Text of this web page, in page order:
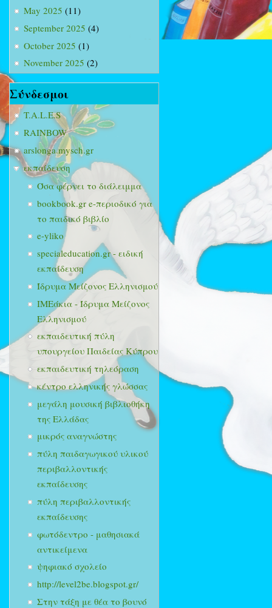
May 2025 (11)
September 2025 (4)
October 2025 (1)
November 2025 (2)
Σύνδεσμοι
T.A.L.E.S
RAINBOW
arslonga.mysch.gr
εκπαίδευση
Όσα φέρνει το διάλειμμα
bookbook.gr e-περιοδικό για
το παιδικό βιβλίο
e-yliko
specialeducation.gr - ειδική
εκπαίδευση
Ίδρυμα Μείζονος Ελληνισμού
ΙΜΕάκια - Ίδρυμα Μείζονος
Ελληνισμού
εκπαιδευτική πύλη
υπουργείου Παιδείας Κύπρου
εκπαιδευτική τηλεόραση
κέντρο ελληνικής γλώσσας
μεγάλη μουσική βιβλιοθήκη
της Ελλάδας
μικρός αναγνώστης
πύλη παιδαγωγικού υλικού
περιβαλλοντικής
εκπαίδευσης
πύλη περιβαλλοντικής
εκπαίδευσης
φωτόδεντρο - μαθησιακά
αντικείμενα
ψηφιακό σχολείο
http://level2be.blogspot.gr/
Στην τάξη με θέα το βουνό